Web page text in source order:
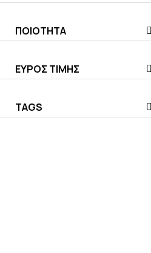
ΕΥΡΟΣ ΤΙΜΗΣ
ΠΟΙΟΤΗΤΑ
TAGS